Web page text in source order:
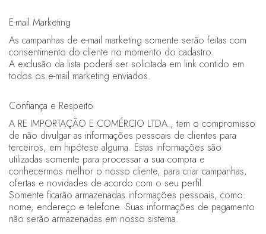
E-mail Marketing
As campanhas de e-mail marketing somente serão feitas com
consentimento do cliente no momento do cadastro.
A exclusão da lista poderá ser solicitada em link contido em
todos os e-mail marketing enviados.
Confiança e Respeito
A RE IMPORTAÇÃO E COMÉRCIO LTDA., tem o compromisso
de não divulgar as informações pessoais de clientes para
terceiros, em hipótese alguma. Estas informações são
utilizadas somente para processar a sua compra e
conhecermos melhor o nosso cliente, para criar campanhas,
ofertas e novidades de acordo com o seu perfil.
Somente ficarão armazenadas informações pessoais, como:
nome, endereço e telefone. Suas informações de pagamento
não serão armazenadas em nosso sistema.